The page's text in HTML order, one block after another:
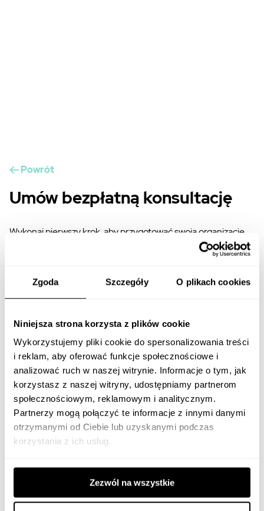
Zgoda Szczegóły O plikach cookies
Niniejsza strona korzysta z plików cookie
Wykorzystujemy pliki cookie do spersonalizowania treści
i reklam, aby oferować funkcje społecznościowe i
analizować ruch w naszej witrynie. Informacje o tym, jak
korzystasz z naszej witryny, udostępniamy partnerom
społecznościowym, reklamowym i analitycznym.
Partnerzy mogą połączyć te informacje z innymi danymi
otrzymanymi od Ciebie lub uzyskanymi podczas
korzystania z ich usług.
Zezwól na wszystkie
Powrót
Umów bezpłatną konsultację
Wykonaj pierwszy krok, aby przygotować swoją organizację
do rozpoczynającej się rewolucji w wyszukiwarkach, która
*
Firma Whites Sp. z o. o. zobowiązuje się do ochrony i poszanowania
Państwa prywatności, a Państwa dane osobowe będziemy